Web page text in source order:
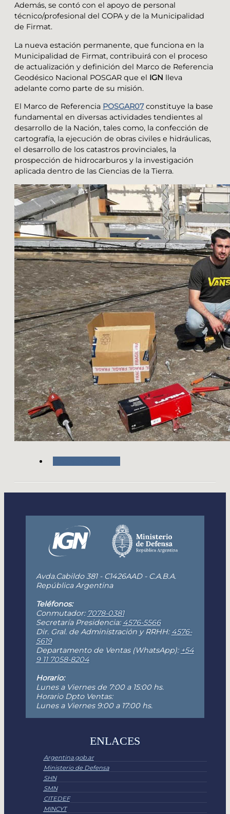
Además, se contó con el apoyo de personal
técnico/profesional del COPA y de la Municipalidad
de Firmat.
La nueva estación permanente, que funciona en la
Municipalidad de Firmat, contribuirá con el proceso
de actualización y definición del Marco de Referencia
Geodésico Nacional POSGAR que el IGN lleva
adelante como parte de su misión.
El Marco de Referencia POSGAR07constituye la base
fundamental en diversas actividades tendientes al
desarrollo de la Nación, tales como, la confección de
cartografía, la ejecución de obras civiles e hidráulicas,
el desarrollo de los catastros provinciales, la
prospección de hidrocarburos y la investigación
aplicada dentro de las Ciencias de la Tierra.
Avda.Cabildo 381 - C1426AAD - C.A.B.A.
República Argentina
Teléfonos:
Conmutador: 7078-0381
Secretaría Presidencia: 4576-5566
Dir. Gral. de Administración y RRHH: 4576-
5619
Departamento de Ventas (WhatsApp): +54
9 11 7058-8204
Horario:
Lunes a Viernes de 7:00 a 15:00 hs.
Horario Dpto Ventas:
Lunes a Viernes 9:00 a 17:00 hs.
ENLACES
Argentina.gob.ar
Ministerio de Defensa
SHN
SMN
CITEDEF
MINCYT